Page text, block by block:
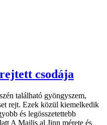
csodája
található gyöngyszem,
rejt. Ezek közül kiemelkedik
és legösszetettebb
A Majlis al Jinn mérete és